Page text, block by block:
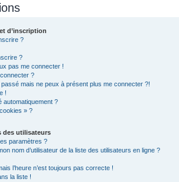
d’inscription
?
?
pas me connecter !
?
passé mais ne peux à présent plus me connecter ?!
!
automatiquement ?
» ?
des utilisateurs
paramètres ?
nom d’utilisateur de la liste des utilisateurs en ligne ?
l’heure n’est toujours pas correcte !
la liste !